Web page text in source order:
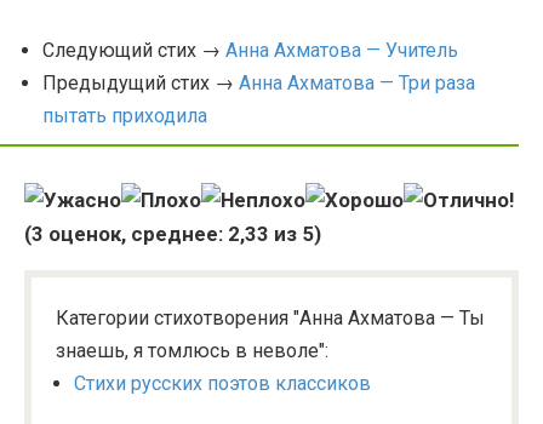
Следующий стих → Анна Ахматова — Учитель
Предыдущий стих → Анна Ахматова — Три раза
пытать приходила
(3 оценок, среднее: 2,33 из 5)
Категории стихотворения "Анна Ахматова — Ты
знаешь, я томлюсь в неволе":
Стихи русских поэтов классиков